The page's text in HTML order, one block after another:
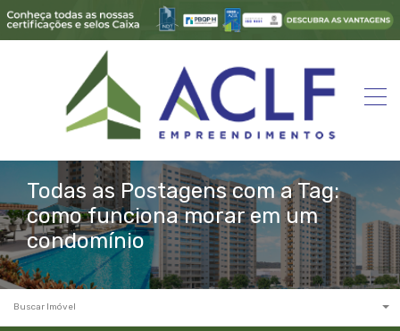
Todas as Postagens com a Tag:
como funciona morar em um
condomínio
Buscar Imóvel